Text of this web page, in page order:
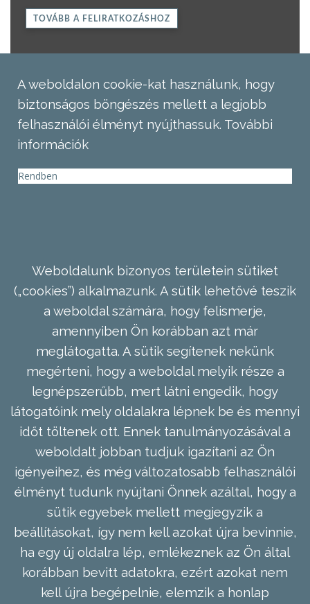
TOVÁBB A FELIRATKOZÁSHOZ
A weboldalon cookie-kat használunk, hogy
biztonságos böngészés mellett a legjobb
felhasználói élményt nyújthassuk. További
információk
Rendben
Weboldalunk bizonyos területein sütiket
(„cookies”) alkalmazunk. A sütik lehetővé teszik
a weboldal számára, hogy felismerje,
amennyiben Ön korábban azt már
meglátogatta. A sütik segítenek nekünk
megérteni, hogy a weboldal melyik része a
legnépszerűbb, mert látni engedik, hogy
látogatóink mely oldalakra lépnek be és mennyi
időt töltenek ott. Ennek tanulmányozásával a
weboldalt jobban tudjuk igazítani az Ön
igényeihez, és még változatosabb felhasználói
élményt tudunk nyújtani Önnek azáltal, hogy a
sütik egyebek mellett megjegyzik a
beállításokat, így nem kell azokat újra bevinnie,
ha egy új oldalra lép, emlékeznek az Ön által
korábban bevitt adatokra, ezért azokat nem
kell újra begépelnie, elemzik a honlap